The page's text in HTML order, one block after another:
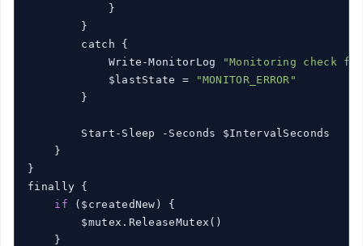
            }
        }
        catch {
            Write-MonitorLog
"Monitoring check
            $lastState =
"MONITOR_ERROR"
        }
        Start-Sleep -Seconds $IntervalSeconds
    }
}
finally {
if ($createdNew) {
        $mutex.ReleaseMutex()
    }